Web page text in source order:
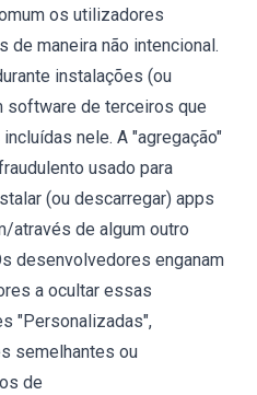
os utilizadores
maneira não intencional.
instalações (ou
software de terceiros que
nele. A "agregação"
usado para
(ou descarregar) apps
através de algum outro
desenvolvedores enganam
a ocultar essas
"Personalizadas",
semelhantes ou
de